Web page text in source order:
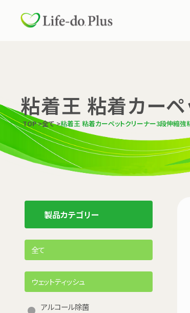
粘着王 粘着カーペ
TOP>全て>粘着王 粘着カーペットクリーナー3段伸縮強
製品カテゴリー
全て
ウェットティッシュ
アルコール除菌